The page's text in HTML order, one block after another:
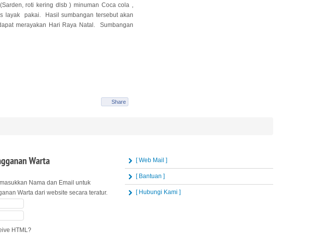
roti kering dlsb ) minuman Coca cola ,
layak pakai. Hasil sumbangan tersebut akan
merayakan Hari Raya Natal. Sumbangan
Share
Warta
Nama dan Email untuk
Warta dari website secara teratur.
HTML?
[ Web Mail ]
[ Bantuan ]
[ Hubungi Kami ]